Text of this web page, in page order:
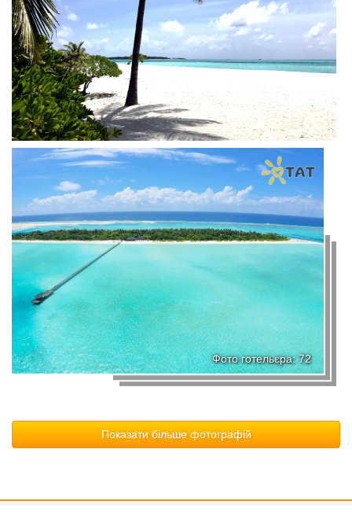
Фото готельєра: 72
Показати більше фотографій